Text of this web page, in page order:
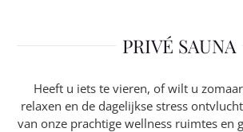
PRIVÉ SAUNA
Heeft u iets te vieren, of wilt u
relaxen en de dagelijkse stress
van onze prachtige wellness ruimtes en